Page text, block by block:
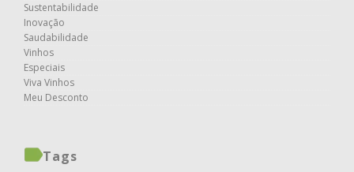
Sustentabilidade
Inovação
Saudabilidade
Vinhos
Especiais
Viva Vinhos
Meu Desconto
Tags